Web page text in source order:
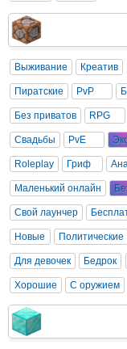
Выживание Креатив
Пиратские PvP
Без приватов RPG
Свадьбы PvE
Roleplay Гриф
Маленький онлайн
Свой лаунчер
Новые Политические
Для девочек Бедрок
Хорошие С оружием